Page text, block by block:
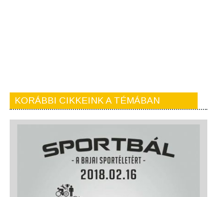
KORÁBBI CIKKEINK A TÉMÁBAN